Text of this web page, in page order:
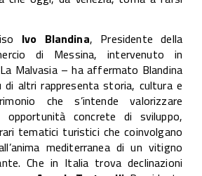
Ivo Blandina, Presidente della
di Messina, intervenuto in
Malvasia – ha affermato Blandina
altri rappresenta storia, cultura e
che s’intende valorizzare
opportunità concrete di sviluppo,
tematici turistici che coinvolgano
mediterranea di un vitigno
Che in Italia trova declinazioni